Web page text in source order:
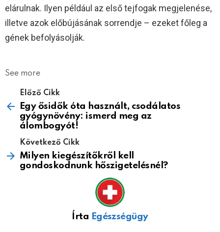
elárulnak. Ilyen például az első tejfogak megjelenése,
illetve azok előbújásának sorrendje – ezeket főleg a
gének befolyásolják.
See more
Előző Cikk
Egy ősidők óta használt, csodálatos
gyógynövény: ismerd meg az
álombogyót!
Következő Cikk
Milyen kiegészítőkről kell
gondoskodnunk hőszigetelésnél?
Írta Egészségügy